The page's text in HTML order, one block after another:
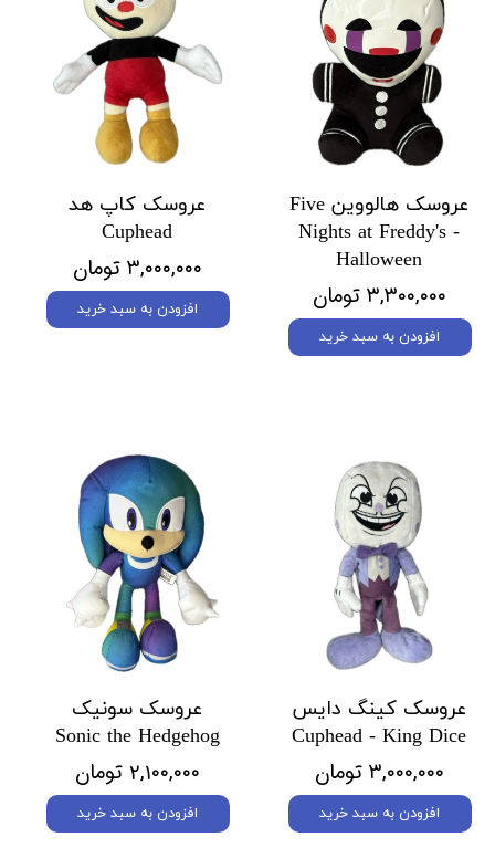
عروسک هالووین Five
Nights at Freddy's -
Halloween
۳,۳۰۰,۰۰۰ تومان
افزودن به سبد خرید
عروسک کاپ هد
Cuphead
۳,۰۰۰,۰۰۰ تومان
افزودن به سبد خرید
عروسک کینگ دایس
Cuphead - King Dice
۳,۰۰۰,۰۰۰ تومان
افزودن به سبد خرید
عروسک سونیک
Sonic the Hedgehog
۲,۱۰۰,۰۰۰ تومان
افزودن به سبد خرید